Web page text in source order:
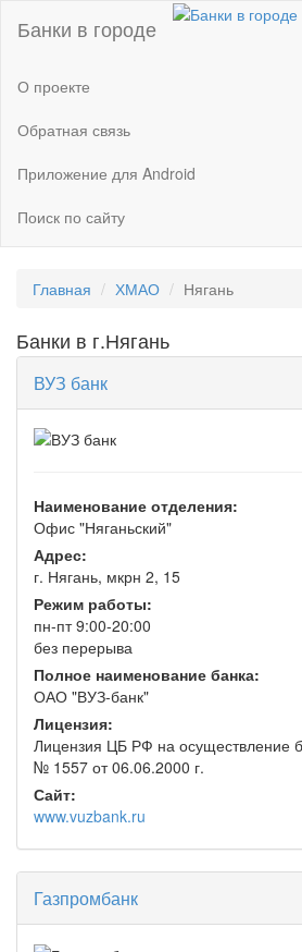
Банки в городе
О проекте
Обратная связь
Приложение для Android
Поиск по сайту
Главная ХМАО Нягань
Банки в г.Нягань
ВУЗ банк
Наименование отделения:
Офис "Няганьский"
Адрес:
г. Нягань, мкрн 2, 15
Режим работы:
пн-пт 9:00-20:00
без перерыва
Полное наименование банка:
ОАО "ВУЗ-банк"
Лицензия:
Лицензия ЦБ РФ на осуществление
№ 1557 от 06.06.2000 г.
Сайт:
www.vuzbank.ru
Газпромбанк